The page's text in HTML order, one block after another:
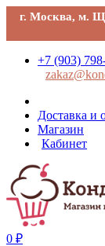
г. Москва, м.
+7 (903)
Доставка и
Магазин
Кабинет
0 ₽